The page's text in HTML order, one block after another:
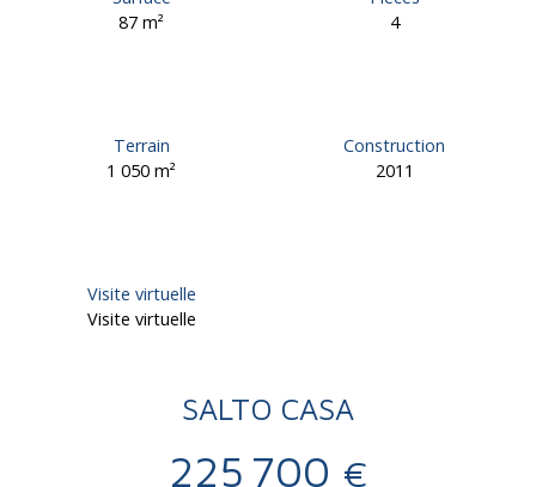
87m²
4
Terrain
1 050m²
Construction
2011
Visite virtuelle
Visite virtuelle
SALTO CASA
225 700 €